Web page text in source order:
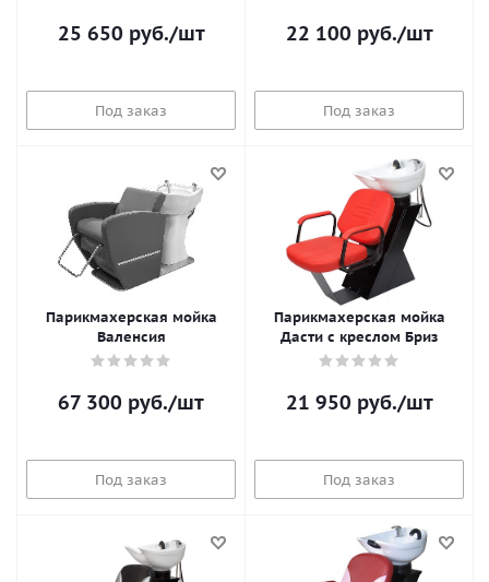
25 650 руб./шт
Под заказ
22 100 руб./шт
Под заказ
Парикмахерская мойка
Валенсия
67 300 руб./шт
Под заказ
Парикмахерская мойка
Дасти с креслом Бриз
21 950 руб./шт
Под заказ